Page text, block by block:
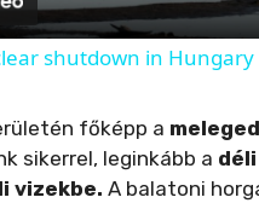
shutdown in Hungary
főképp a
sikerrel, leginkább a
vizekbe. A balatoni